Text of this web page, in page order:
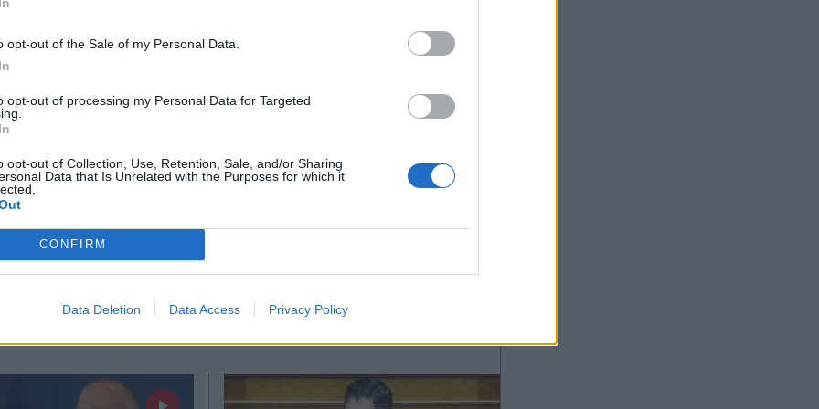
opt-out of the Sale of my Personal Data.
opt-out of processing my Personal Data for Targeted
opt-out of Collection, Use, Retention, Sale, and/or Sharing
Data that Is Unrelated with the Purposes for which it
CONFIRM
Data Deletion Data Access Privacy Policy
NEWSROOM
όλα στη
Λαχνοί από
€50.000 κάθε
PARAPOLITIKA NEWSROOM
προϋπολογισμός του 2022 -
Αποδέχομαι τουςόρους χρήσης